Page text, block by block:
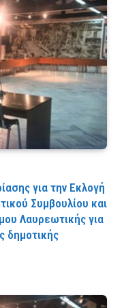
για την Εκλογή
Συμβουλίου και
Λαυρεωτικής για
δημοτικής